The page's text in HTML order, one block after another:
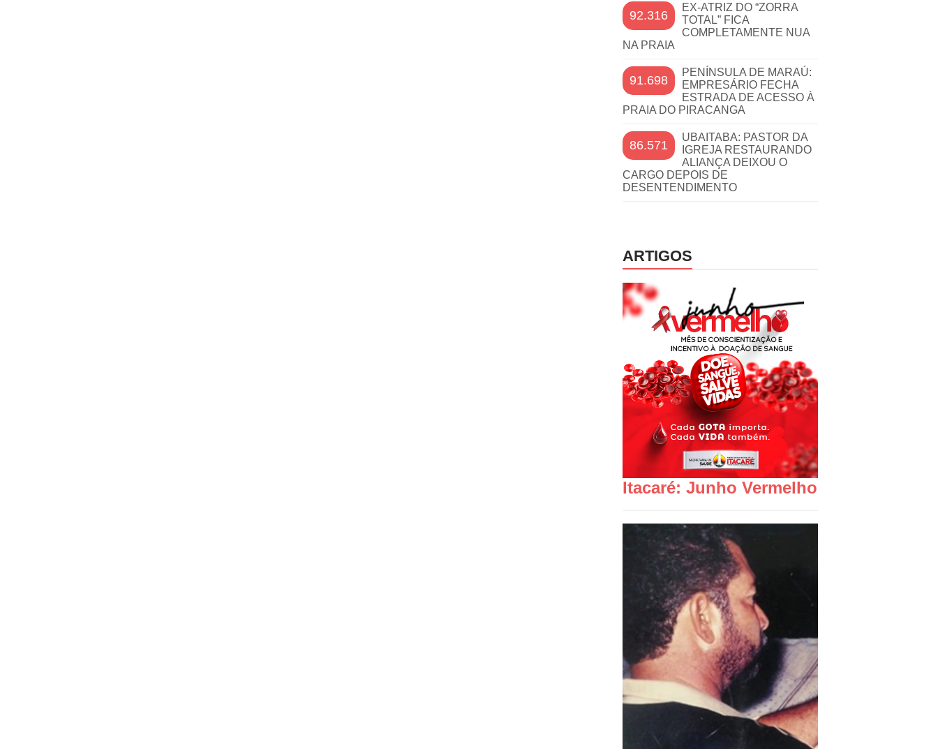
92.316
EX-ATRIZ DO “ZORRA
TOTAL” FICA
COMPLETAMENTE NUA
NA PRAIA
91.698
PENÍNSULA DE MARAÚ:
EMPRESÁRIO FECHA
ESTRADA DE ACESSO À
PRAIA DO PIRACANGA
86.571
UBAITABA: PASTOR DA
IGREJA RESTAURANDO
ALIANÇA DEIXOU O
CARGO DEPOIS DE
DESENTENDIMENTO
ARTIGOS
Itacaré: Junho Vermelho